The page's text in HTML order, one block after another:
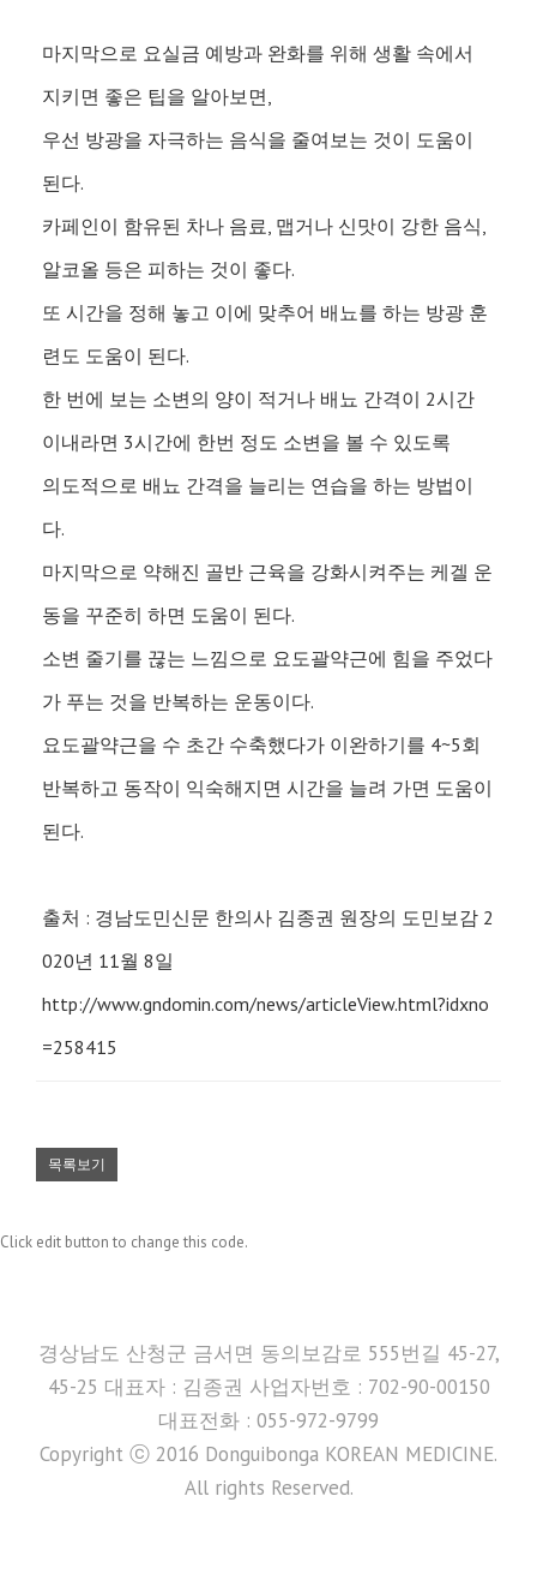
마지막으로 요실금 예방과 완화를 위해 생활 속에서
지키면 좋은 팁을 알아보면,
우선 방광을 자극하는 음식을 줄여보는 것이 도움이
된다.
카페인이 함유된 차나 음료, 맵거나 신맛이 강한 음식,
알코올 등은 피하는 것이 좋다.
또 시간을 정해 놓고 이에 맞추어 배뇨를 하는 방광 훈
련도 도움이 된다.
한 번에 보는 소변의 양이 적거나 배뇨 간격이 2시간
이내라면 3시간에 한번 정도 소변을 볼 수 있도록
의도적으로 배뇨 간격을 늘리는 연습을 하는 방법이
다.
마지막으로 약해진 골반 근육을 강화시켜주는 케겔 운
동을 꾸준히 하면 도움이 된다.
소변 줄기를 끊는 느낌으로 요도괄약근에 힘을 주었다
가 푸는 것을 반복하는 운동이다.
요도괄약근을 수 초간 수축했다가 이완하기를 4~5회
반복하고 동작이 익숙해지면 시간을 늘려 가면 도움이
된다.
출처 : 경남도민신문 한의사 김종권 원장의 도민보감 2
020년 11월 8일
http://www.gndomin.com/news/articleView.html?idxno
=258415
목록보기
Click edit button to change this code.
경상남도 산청군 금서면 동의보감로 555번길 45-27,
45-25 대표자 : 김종권 사업자번호 : 702-90-00150
대표전화 : 055-972-9799
Copyright ⓒ 2016 Donguibonga KOREAN MEDICINE.
All rights Reserved.